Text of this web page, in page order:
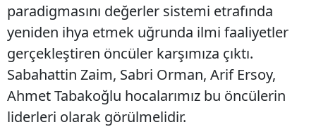
paradigmasını değerler sistemi etrafında
yeniden ihya etmek uğrunda ilmi faaliyetler
gerçekleştiren öncüler karşımıza çıktı.
Sabahattin Zaim, Sabri Orman, Arif Ersoy,
Ahmet Tabakoğlu hocalarımız bu öncülerin
liderleri olarak görülmelidir.